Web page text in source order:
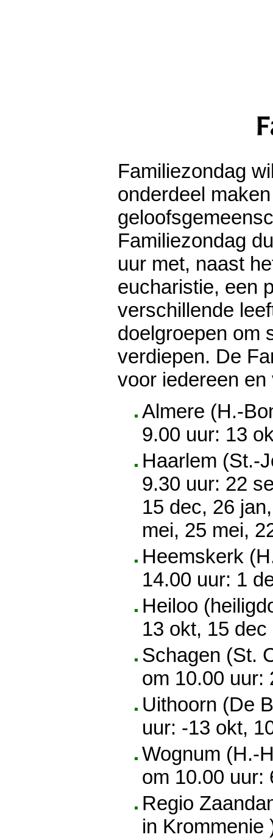
Familiezondag
onderdeel
Familiezondag
uur met, naast
eucharistie, een
verschillende
doelgroepen om
verdiepen. De
voor iedereen
Almere (H.-
9.00 uur: 13
Haarlem (St.-
9.30 uur: 22
15 dec, 26
mei, 25 mei,
Heemskerk
14.00 uur: 1
Heiloo
13 okt, 15 dec
Schagen (St.
om 10.00 uur:
Uithoorn (De
uur: -13 okt,
Wognum (H.-
om 10.00 uur:
Regio
in Krommenie